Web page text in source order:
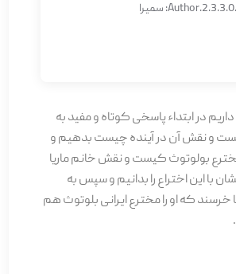
Author: سمیرا
در ابتداء پاسخی کوتاه و مفید به
و نقش آن در آینده چیست بدهیم و
بولوتوث کیست و نقش خانم ماریا
با این اختراع را بدانیم و سپس به
خرسند که او را مخترع ایرانی بلوتوث هم